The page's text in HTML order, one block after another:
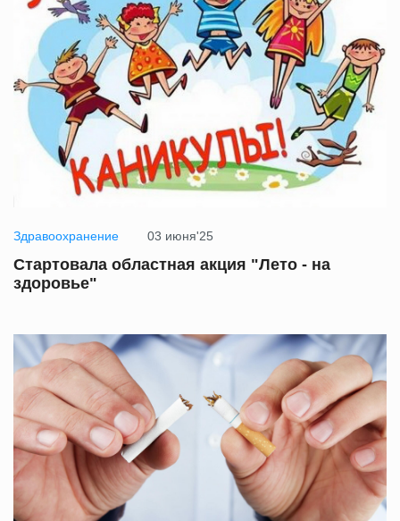
Здравоохранение 03 июня'25
Стартовала областная акция "Лето - на
здоровье"